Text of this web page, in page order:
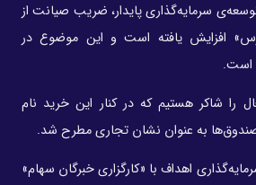
توسعه‌ی سرمایه‌گذاری پایدار، ضریب صیانت از
افزایش یافته است و این موضوع در
است.
را شاکر هستیم که در کنار این خرید نام
به عنوان نشان تجاری مطرح شد.
اهداف با «کارگزاری خبرگان سهام»